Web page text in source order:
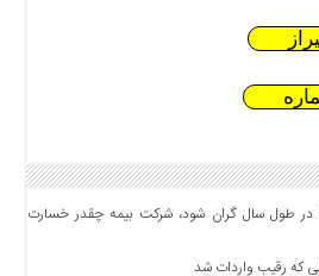
در طول سال گران شود، شرکت بیمه چقدر خسارت
که رقیب واردات شد